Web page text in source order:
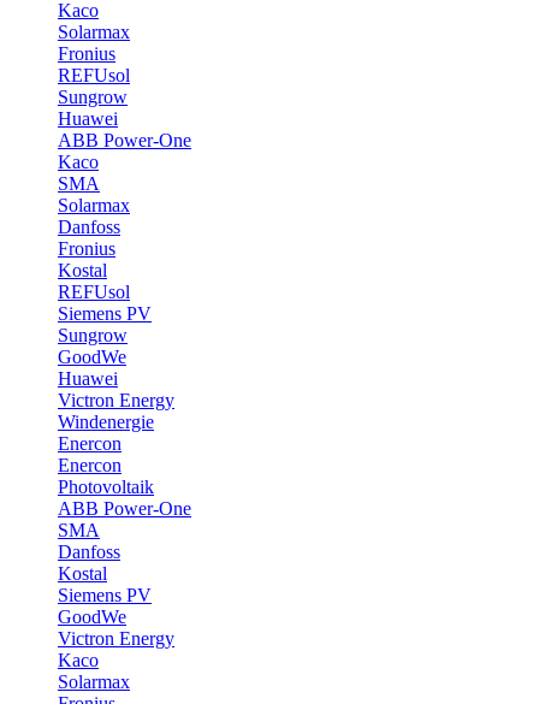
Kaco
Solarmax
Fronius
REFUsol
Sungrow
Huawei
ABB Power-One
Kaco
SMA
Solarmax
Danfoss
Fronius
Kostal
REFUsol
Siemens PV
Sungrow
GoodWe
Huawei
Victron Energy
Windenergie
Enercon
Enercon
Photovoltaik
ABB Power-One
SMA
Danfoss
Kostal
Siemens PV
GoodWe
Victron Energy
Kaco
Solarmax